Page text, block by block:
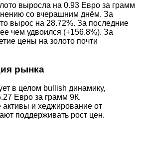
выросла на 0.93 Евро за грамм
со вчерашним днём. За
вырос на 28.72%. За последние
чем удвоился (+156.8%). За
цены на золото почти
рынка
в целом bullish динамику,
Евро за грамм 9К.
и хеджирование от
поддерживать рост цен.